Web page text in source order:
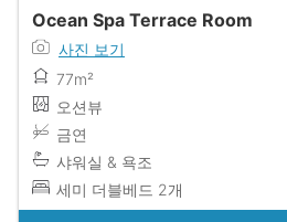
Ocean Spa Terrace Room
사진 보기
77m²
오션뷰
금연
샤워실 & 욕조
세미 더블베드 2개